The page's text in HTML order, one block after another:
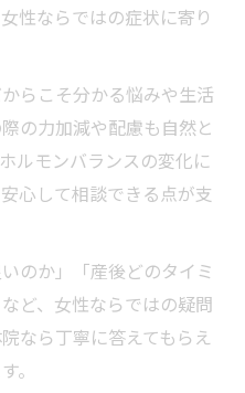
整体の効果的なポイン
肩こり腰痛ケアの関係
楽になる理由と体感談
的な腰痛・肩こり対策
の楽しみ方
立するためのコツ
美容整体が注目される
やリラクゼーションを
性ならではの症状に寄り
らこそ分かる悩みや生活
の力加減や配慮も自然と
ルモンバランスの変化に
心して相談できる点が支
のか」「産後どのタイミ
ど、女性ならではの疑問
なら丁寧に答えてもらえ
。